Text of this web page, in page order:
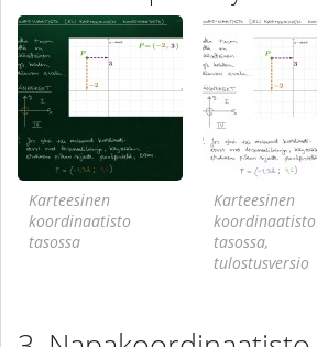
Karteesinen
koordinaatisto
tasossa
Karteesinen
koordinaatisto
tasossa,
tulostusversio